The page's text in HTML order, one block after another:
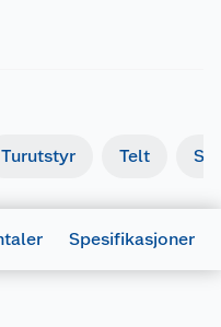
Turutstyr Telt
Spesifikasjoner